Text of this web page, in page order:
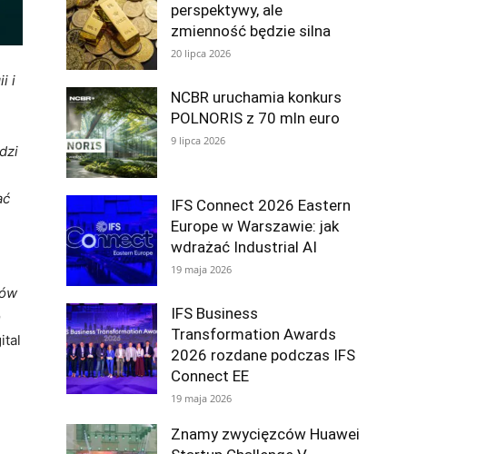
i
perspektywy, ale
zmienność będzie silna
20 lipca 2026
NCBR uruchamia konkurs
POLNORIS z 70 mln euro
9 lipca 2026
IFS Connect 2026 Eastern
Europe w Warszawie: jak
wdrażać Industrial AI
19 maja 2026
IFS Business
Transformation Awards
2026 rozdane podczas IFS
Connect EE
19 maja 2026
Znamy zwycięzców Huawei